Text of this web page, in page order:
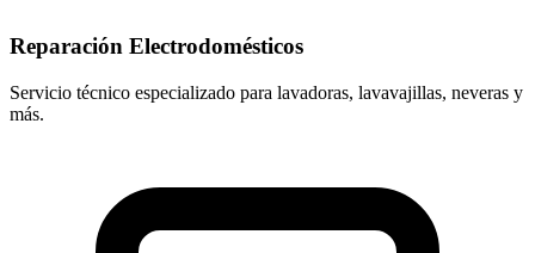
Reparación Electrodomésticos
Servicio técnico especializado para lavadoras, lavavajillas, neveras y
más.